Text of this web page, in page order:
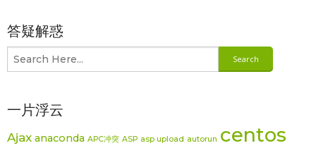
答疑解惑
一片浮云
Ajax anaconda APC冲突 ASP asp upload autorun centos